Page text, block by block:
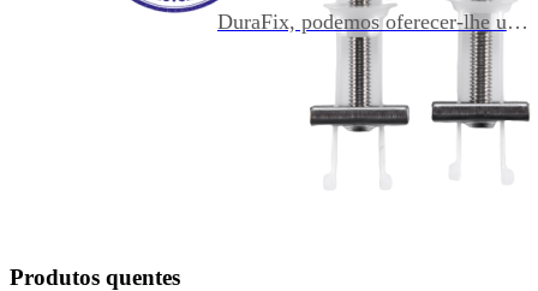
Warmlet e também aplicando-o no
banheiro inteligente - Veja nosso
banheiro inteligente
DuraFix, podemos oferecer-lhe um
assento de privada nunca se
soltando uma vez fixado.
A versão DuraFix DIY foi
pois é reutilizável se for necessária
Produtos quentes